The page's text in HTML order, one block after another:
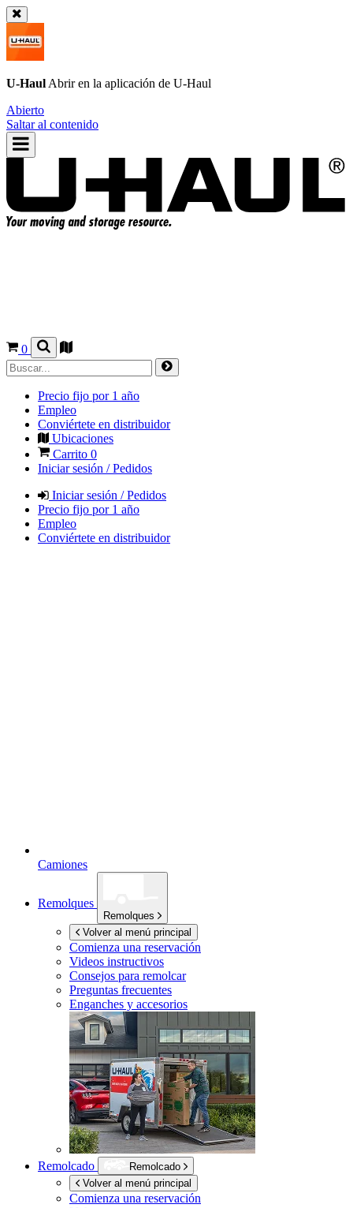
U-Haul Abrir en la aplicación de U-Haul
Abierto
Saltar al contenido
0
Precio fijo por 1 año
Empleo
Conviértete en distribuidor
Ubicaciones
Carrito 0
Iniciar sesión / Pedidos
Iniciar sesión / Pedidos
Precio fijo por 1 año
Empleo
Conviértete en distribuidor
Camiones
Remolques
Remolques
Volver al menú principal
Comienza una reservación
Videos instructivos
Consejos para remolcar
Preguntas frecuentes
Enganches y accesorios
Remolcado
Remolcado
Volver al menú principal
Comienza una reservación